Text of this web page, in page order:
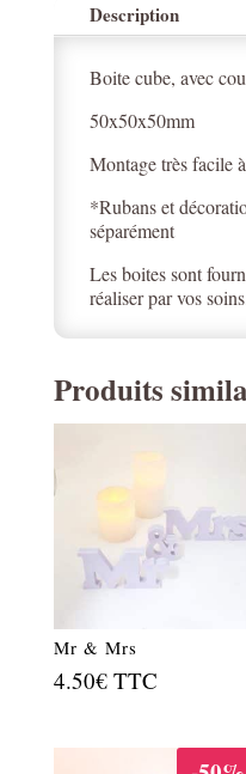
Description
Boite cube, avec
50x50x50mm
Montage très facile
*Rubans et
séparément
Les boites sont
réaliser par vos
Produits
Mr & Mrs
4.50€ TTC